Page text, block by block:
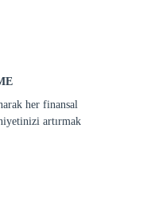
her finansal
artırmak